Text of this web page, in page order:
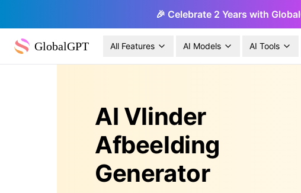
🎉 Celebrate 2 Years with
GlobalGPT All Features AI Models AI Tools
AI Vlinder
Afbeelding
Generator